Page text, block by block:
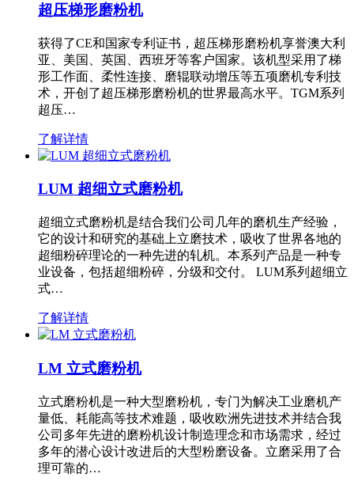
超压梯形磨粉机
获得了CE和国家专利证书，超压梯形磨粉机享誉澳大利
亚、美国、英国、西班牙等客户国家。该机型采用了梯
形工作面、柔性连接、磨辊联动增压等五项磨机专利技
术，开创了超压梯形磨粉机的世界最高水平。TGM系列
超压…
了解详情
LUM 超细立式磨粉机
超细立式磨粉机是结合我们公司几年的磨机生产经验，
它的设计和研究的基础上立磨技术，吸收了世界各地的
超细粉碎理论的一种先进的轧机。本系列产品是一种专
业设备，包括超细粉碎，分级和交付。 LUM系列超细立
式…
了解详情
LM 立式磨粉机
立式磨粉机是一种大型磨粉机，专门为解决工业磨机产
量低、耗能高等技术难题，吸收欧洲先进技术并结合我
公司多年先进的磨粉机设计制造理念和市场需求，经过
多年的潜心设计改进后的大型粉磨设备。立磨采用了合
理可靠的…